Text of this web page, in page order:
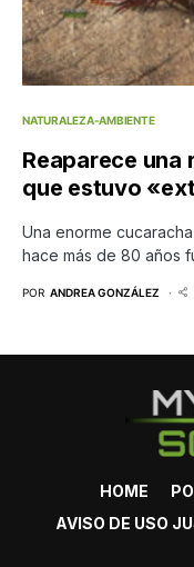
NATURALEZA-AMBIENTE
Reaparece una
que estuvo
Una enorme
hace más de 80 años
POR ANDREA GONZÁLEZ
HOME
AVISO DE USO